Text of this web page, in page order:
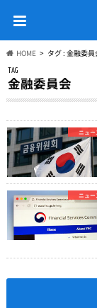
HOME タグ : 金融委員
TAG
金融委員会
ニュー
ニュー